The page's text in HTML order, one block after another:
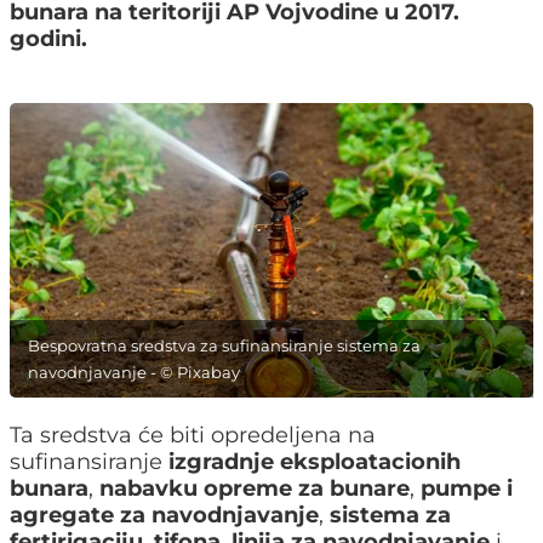
bunara na teritoriji AP Vojvodine u 2017.
godini.
Bespovratna sredstva za sufinansiranje sistema za
navodnjavanje - © Pixabay
Ta sredstva će biti opredeljena na
sufinansiranje izgradnje eksploatacionih
bunara, nabavku opreme za bunare, pumpe i
agregate za navodnjavanje, sistema za